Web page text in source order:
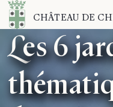
Contenu
CHÂTEAU DE
Les 6 jardins